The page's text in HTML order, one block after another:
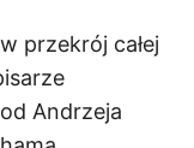
przekrój całej
Andrzeja